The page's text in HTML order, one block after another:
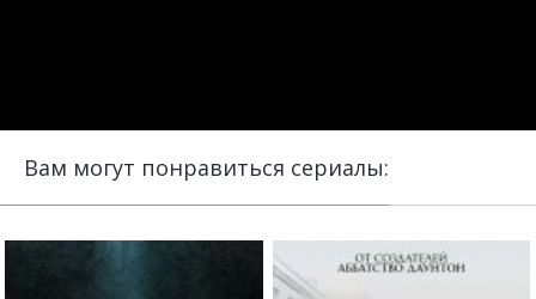
Вам могут понравиться сериалы: